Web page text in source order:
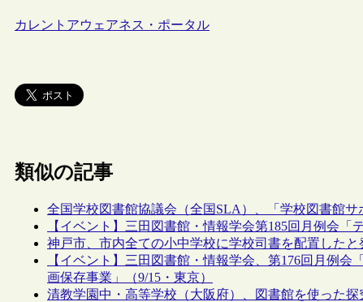
カレントアウェアネス・ポータル
類似の記事
全国学校図書館協議会（全国SLA）、「学校図書館サ
【イベント】三田図書館・情報学会第185回月例会「
神戸市、市内全ての小中学校に学校司書を配置したと
【イベント】三田図書館・情報学会、第176回月例
画保存事業」（9/15・東京）
清教学園中・高等学校（大阪府）、図書館を使った